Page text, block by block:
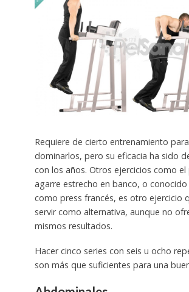
Requiere de cierto entrenamiento
dominarlos, pero su eficacia ha sido
con los años. Otros ejercicios como el
agarre estrecho en banco, o
como press francés, es otro ejercicio
servir como alternativa, aunque no
mismos resultados.
Hacer cinco series con seis u ocho
son más que suficientes para una